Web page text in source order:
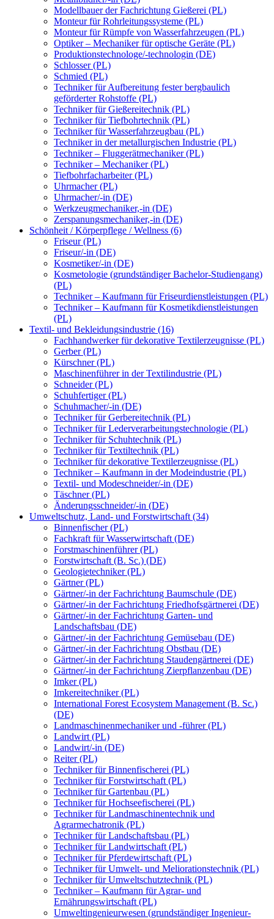
Modellbauer der Fachrichtung Gießerei (PL)
Monteur für Rohrleitungssysteme (PL)
Monteur für Rümpfe von Wasserfahrzeugen (PL)
Optiker – Mechaniker für optische Geräte (PL)
Produktionstechnologe/-technologin (DE)
Schlosser (PL)
Schmied (PL)
Techniker für Aufbereitung fester bergbaulich
geförderter Rohstoffe (PL)
Techniker für Gießereitechnik (PL)
Techniker für Tiefbohrtechnik (PL)
Techniker für Wasserfahrzeugbau (PL)
Techniker in der metallurgischen Industrie (PL)
Techniker – Fluggerätmechaniker (PL)
Techniker – Mechaniker (PL)
Tiefbohrfacharbeiter (PL)
Uhrmacher (PL)
Uhrmacher/-in (DE)
Werkzeugmechaniker,-in (DE)
Zerspanungsmechaniker,-in (DE)
Schönheit / Körperpflege / Wellness (6)
Friseur (PL)
Friseur/-in (DE)
Kosmetiker/-in (DE)
Kosmetologie (grundständiger Bachelor-Studiengang)
(PL)
Techniker – Kaufmann für Friseurdienstleistungen (PL)
Techniker – Kaufmann für Kosmetikdienstleistungen
(PL)
Textil- und Bekleidungsindustrie (16)
Fachhandwerker für dekorative Textilerzeugnisse (PL)
Gerber (PL)
Kürschner (PL)
Maschinenführer in der Textilindustrie (PL)
Schneider (PL)
Schuhfertiger (PL)
Schuhmacher/-in (DE)
Techniker für Gerbereitechnik (PL)
Techniker für Lederverarbeitungstechnologie (PL)
Techniker für Schuhtechnik (PL)
Techniker für Textiltechnik (PL)
Techniker für dekorative Textilerzeugnisse (PL)
Techniker – Kaufmann in der Modeindustrie (PL)
Textil- und Modeschneider/-in (DE)
Täschner (PL)
Änderungsschneider/-in (DE)
Umweltschutz, Land- und Forstwirtschaft (34)
Binnenfischer (PL)
Fachkraft für Wasserwirtschaft (DE)
Forstmaschinenführer (PL)
Forstwirtschaft (B. Sc.) (DE)
Geologietechniker (PL)
Gärtner (PL)
Gärtner/-in der Fachrichtung Baumschule (DE)
Gärtner/-in der Fachrichtung Friedhofsgärtnerei (DE)
Gärtner/-in der Fachrichtung Garten- und
Landschaftsbau (DE)
Gärtner/-in der Fachrichtung Gemüsebau (DE)
Gärtner/-in der Fachrichtung Obstbau (DE)
Gärtner/-in der Fachrichtung Staudengärtnerei (DE)
Gärtner/-in der Fachrichtung Zierpflanzenbau (DE)
Imker (PL)
Imkereitechniker (PL)
International Forest Ecosystem Management (B. Sc.)
(DE)
Landmaschinenmechaniker und -führer (PL)
Landwirt (PL)
Landwirt/-in (DE)
Reiter (PL)
Techniker für Binnenfischerei (PL)
Techniker für Forstwirtschaft (PL)
Techniker für Gartenbau (PL)
Techniker für Hochseefischerei (PL)
Techniker für Landmaschinentechnik und
Agrarmechatronik (PL)
Techniker für Landschaftsbau (PL)
Techniker für Landwirtschaft (PL)
Techniker für Pferdewirtschaft (PL)
Techniker für Umwelt- und Meliorationstechnik (PL)
Techniker für Umweltschutztechnik (PL)
Techniker – Kaufmann für Agrar- und
Ernährungswirtschaft (PL)
Umweltingenieurwesen (grundständiger Ingenieur-